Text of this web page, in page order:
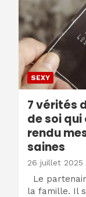
SEXY
7 vérités
de soi
rendu
saines
26 juillet 2025
Le
la famille. Il